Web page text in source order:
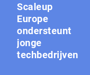
Scaleup
Europe
ondersteunt
jonge
techbedrijven